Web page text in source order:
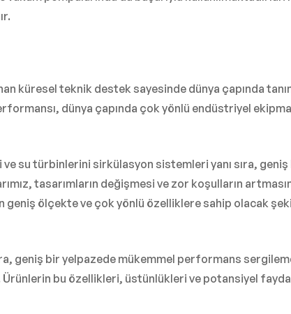
küresel teknik destek sayesinde dünya çapında
dünya çapında çok yönlü endüstriyel
su türbinlerini sirkülasyon sistemleri yanı sıra,
tasarımların değişmesi ve zor koşulların
geniş ölçekte ve çok yönlü özelliklere sahip olacak
geniş bir yelpazede mükemmel performans
bu özellikleri, üstünlükleri ve potansiyel